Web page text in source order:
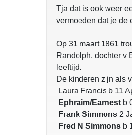
Tja dat is ook weer
vermoeden dat je de
Op 31 maart 1861
Randolph, dochter v
leeftijd.
De kinderen zijn als
Laura Francis b 11
Ephraim/Earnest b
Frank Simmons 2
Fred N Simmons b